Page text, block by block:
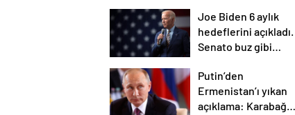
Joe Biden 6 aylık
hedeflerini açıkladı.
Senato buz gibi…
Putin’den
Ermenistan’ı yıkan
açıklama: Karabağ